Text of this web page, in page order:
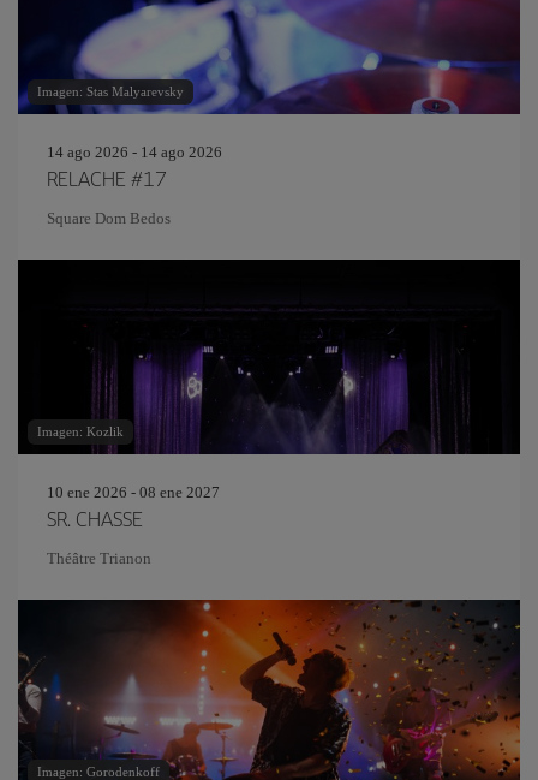
Imagen: Stas Malyarevsky
14 ago 2026 - 14 ago 2026
RELACHE #17
Square Dom Bedos
Imagen: Kozlik
10 ene 2026 - 08 ene 2027
SR. CHASSE
Théâtre Trianon
Imagen: Gorodenkoff